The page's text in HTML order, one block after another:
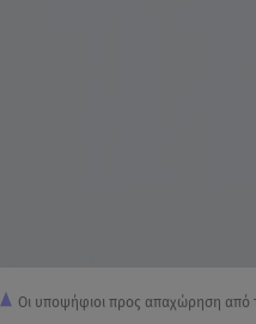
Οι υποψήφιοι προς απαχώρηση από